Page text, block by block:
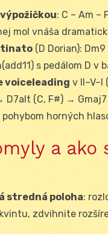
: C – Am –
mol vnáša
(D Dorian):
s pedálom D v
voiceleading v II–V–I
D7alt (C, F#) → Gmaj7
horných
a ako
stredná poloha:
zdvihnite